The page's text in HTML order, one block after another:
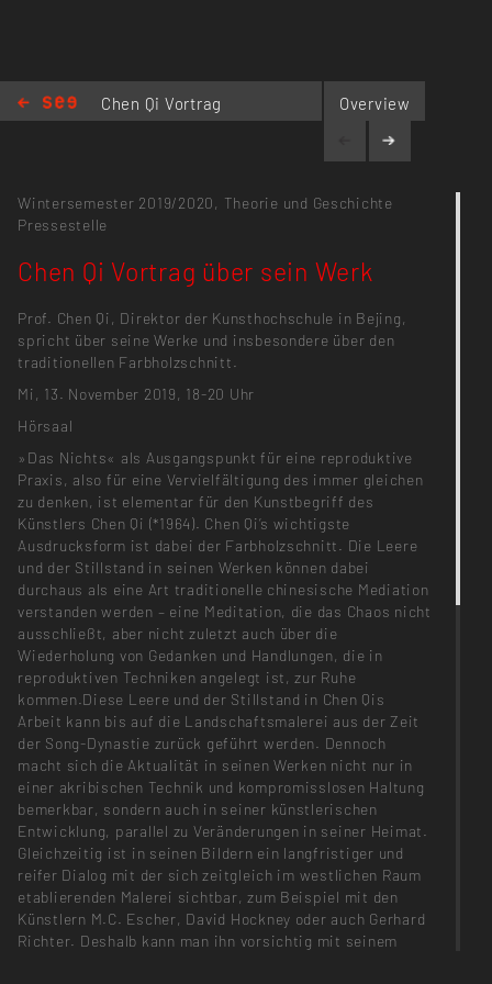
Chen Qi Vortrag
Overview
Wintersemester 2019/2020, Theorie und Geschichte
Pressestelle
Chen Qi Vortrag über sein Werk
Prof. Chen Qi, Direktor der Kunsthochschule in Bejing,
spricht über seine Werke und insbesondere über den
traditionellen Farbholzschnitt.
Mi, 13. November 2019, 18-20 Uhr
Hörsaal
»Das Nichts« als Ausgangspunkt für eine reproduktive
Praxis, also für eine Vervielfältigung des immer gleichen
zu denken, ist elementar für den Kunstbegriff des
Künstlers Chen Qi (*1964). Chen Qi’s wichtigste
Ausdrucksform ist dabei der Farbholzschnitt. Die Leere
und der Stillstand in seinen Werken können dabei
durchaus als eine Art traditionelle chinesische Mediation
verstanden werden – eine Meditation, die das Chaos nicht
ausschließt, aber nicht zuletzt auch über die
Wiederholung von Gedanken und Handlungen, die in
reproduktiven Techniken angelegt ist, zur Ruhe
kommen.Diese Leere und der Stillstand in Chen Qis
Arbeit kann bis auf die Landschaftsmalerei aus der Zeit
der Song-Dynastie zurück geführt werden. Dennoch
macht sich die Aktualität in seinen Werken nicht nur in
einer akribischen Technik und kompromisslosen Haltung
bemerkbar, sondern auch in seiner künstlerischen
Entwicklung, parallel zu Veränderungen in seiner Heimat.
Gleichzeitig ist in seinen Bildern ein langfristiger und
reifer Dialog mit der sich zeitgleich im westlichen Raum
etablierenden Malerei sichtbar, zum Beispiel mit den
Künstlern M.C. Escher, David Hockney oder auch Gerhard
Richter. Deshalb kann man ihn vorsichtig mit seinem